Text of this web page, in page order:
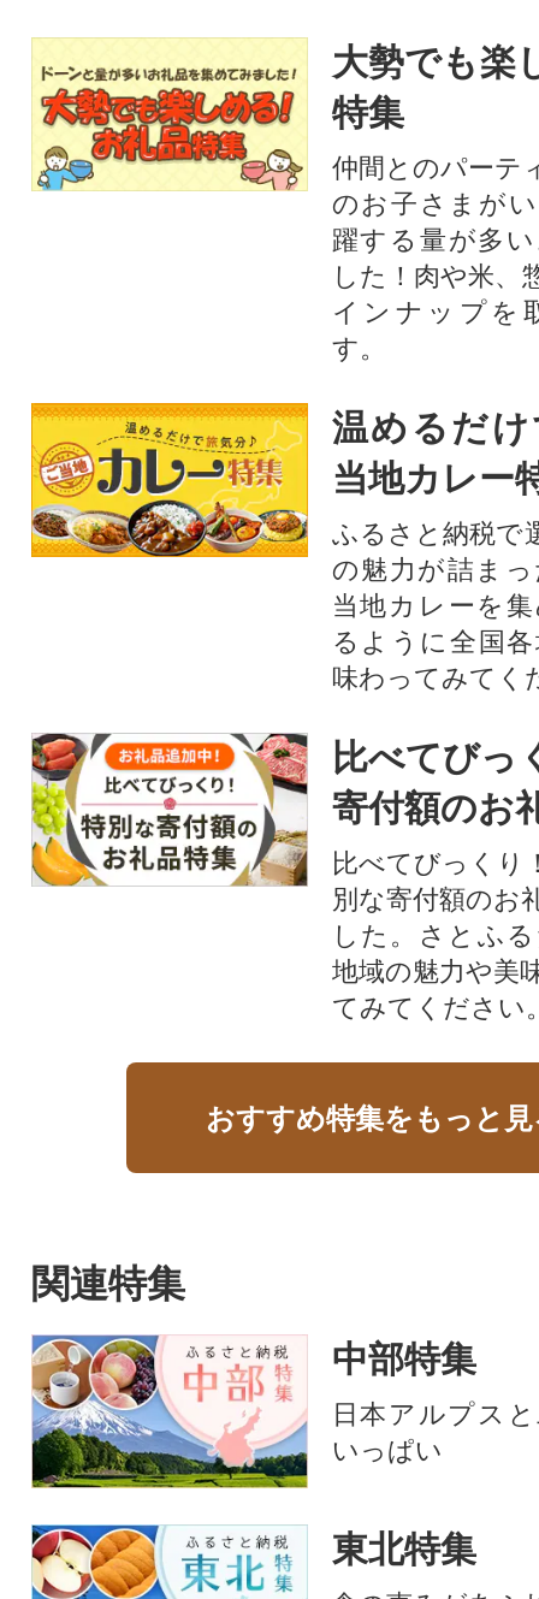
大勢でも楽
特集
仲間とのパーテ
のお子さまが
躍する量が多
した！肉や米、
インナップを
す。
温めるだ
当地カレー
ふるさと納税で
の魅力が詰ま
当地カレーを
るように全国
味わってみてく
比べてびっ
寄付額のお
比べてびっくり
別な寄付額のお
した。さとふ
地域の魅力や美
てみてください
おすすめ特集をもっと
関連特集
中部特集
日本アルプス
いっぱい
東北特集